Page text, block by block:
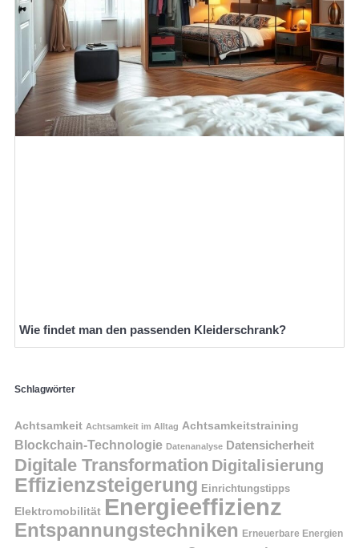
Wie findet man den passenden Kleiderschrank?
Schlagwörter
Achtsamkeit Achtsamkeit im Alltag Achtsamkeitstraining
Blockchain-Technologie Datenanalyse Datensicherheit
Digitale Transformation Digitalisierung
Effizienzsteigerung Einrichtungstipps
Elektromobilität Energieeffizienz
Entspannungstechniken Erneuerbare Energien